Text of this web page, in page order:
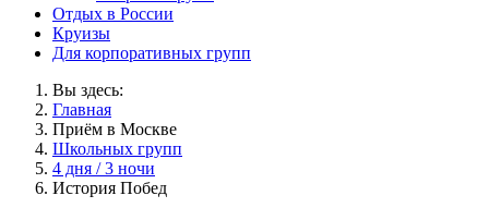
Отдых в России
Круизы
Для корпоративных групп
Вы здесь:
Главная
Приём в Москве
Школьных групп
4 дня / 3 ночи
История Побед